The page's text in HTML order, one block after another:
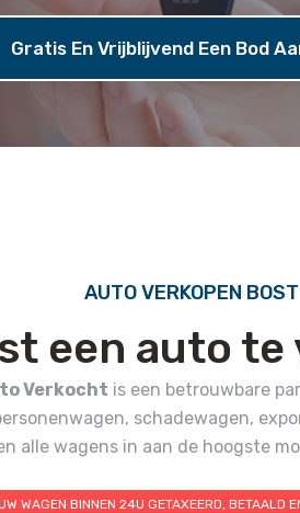
Gratis En Vrijblijvend Een Bod
AUTO VERKOPEN BOST
een auto te
Verkocht is een betrouwbare
schadewagen,
alle wagens in aan de hoogste
WAGEN BINNEN 24U GETAXEERD, BETAALD